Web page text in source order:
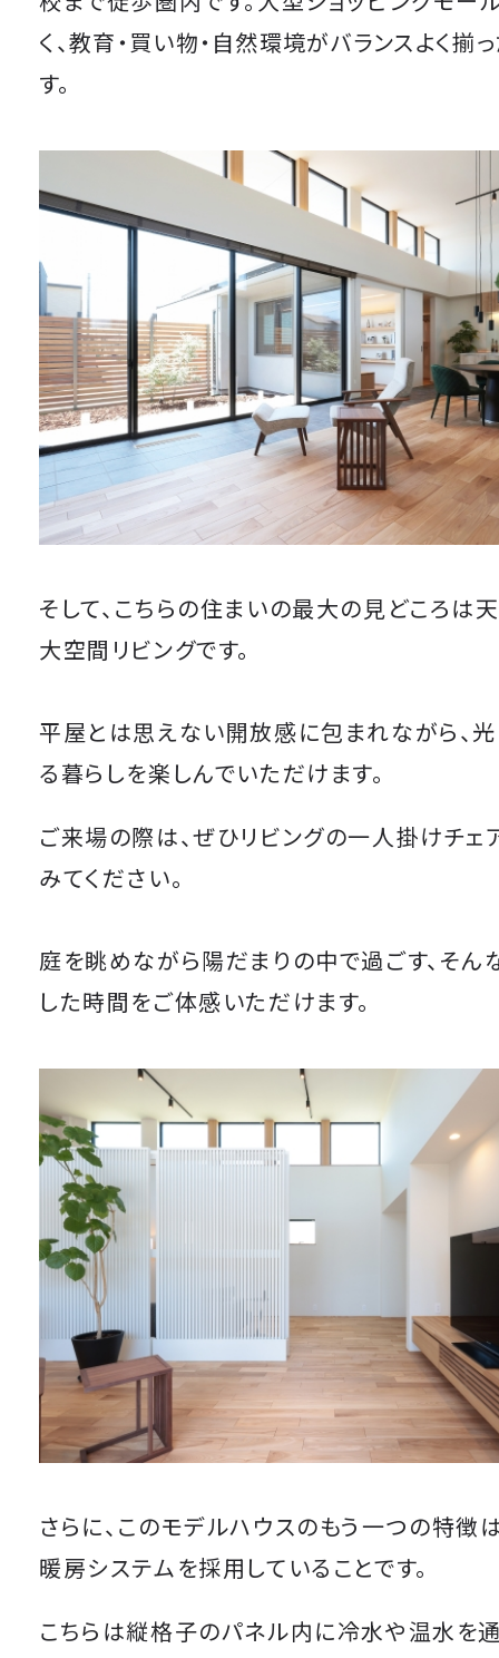
く、教育・買い物・自然環境がバランスよく揃
す。
そして、こちらの住まいの最大の見どころは
大空間リビングです。
平屋とは思えない開放感に包まれながら、
る暮らしを楽しんでいただけます。
ご来場の際は、ぜひリビングの一人掛けチェ
みてください。
庭を眺めながら陽だまりの中で過ごす、そん
した時間をご体感いただけます。
さらに、このモデルハウスのもう一つの特徴
暖房システムを採用していることです。
こちらは縦格子のパネル内に冷水や温水を